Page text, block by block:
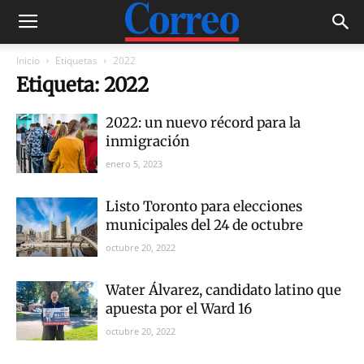
Inicio Etiquetas 2022
Etiqueta: 2022
2022: un nuevo récord para la
inmigración
enero 5, 2023
Listo Toronto para elecciones
municipales del 24 de octubre
octubre 20, 2022
Water Álvarez, candidato latino que
apuesta por el Ward 16
octubre 20, 2022